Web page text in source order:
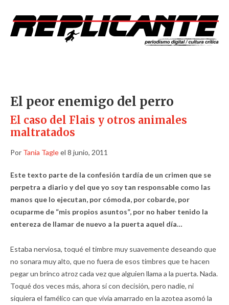
El peor enemigo del perro
El caso del Flais y otros animales
maltratados
Por Tania Tagleel 8 junio, 2011
Este texto parte de la confesión tardía de un crimen que se
perpetra a diario y del que yo soy tan responsable como las
manos que lo ejecutan, por cómoda, por cobarde, por
ocuparme de “mis propios asuntos”, por no haber tenido la
entereza de llamar de nuevo a la puerta aquel día…
Estaba nerviosa, toqué el timbre muy suavemente deseando que
no sonara muy alto, que no fuera de esos timbres que te hacen
pegar un brinco atroz cada vez que alguien llama a la puerta. Nada.
Toqué dos veces más, ahora sí con decisión, pero nadie, ni
siquiera el famélico can que vivía amarrado en la azotea asomó la